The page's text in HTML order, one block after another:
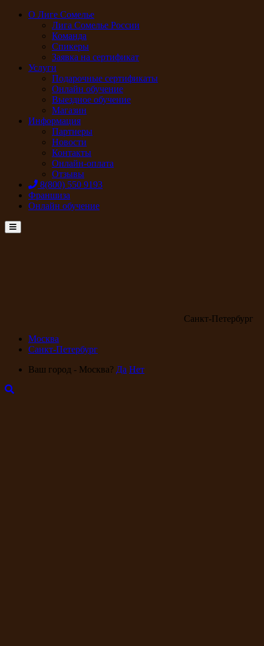
О Лиге Сомелье
Лига Сомелье России
Команда
Спикеры
Заявка на сертификат
Услуги
Подарочные сертификаты
Онлайн обучение
Выездное обучение
Магазин
Информация
Партнеры
Новости
Контакты
Онлайн-оплата
Отзывы
8(800) 550 9193
Франшиза
Онлайн обучение
Menu
Санкт-Петербург
Москва
Санкт-Петербург
Ваш город - Москва? Да Нет